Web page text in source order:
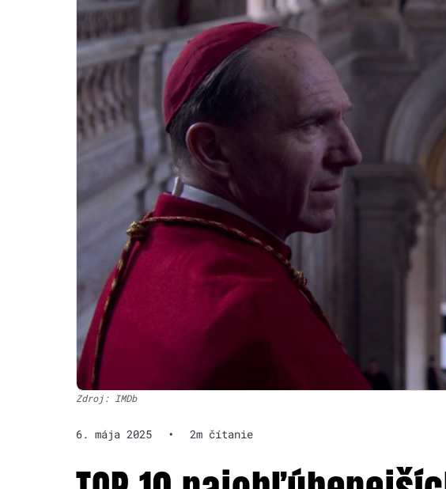
Zdroj: IMDb
6. mája 2025 • 2m čítanie